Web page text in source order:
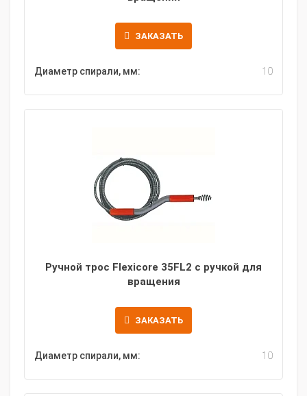
ЗАКАЗАТЬ
Диаметр спирали, мм: 10
Ручной трос Flexicore 35FL2 с ручкой для
вращения
ЗАКАЗАТЬ
Диаметр спирали, мм: 10